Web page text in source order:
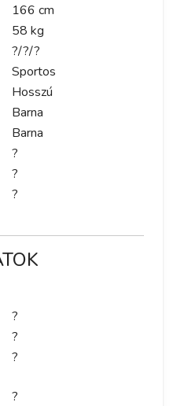
166 cm
58 kg
?/?/?
Sportos
Hosszú
Barna
Barna
?
?
?
?
?
?
?